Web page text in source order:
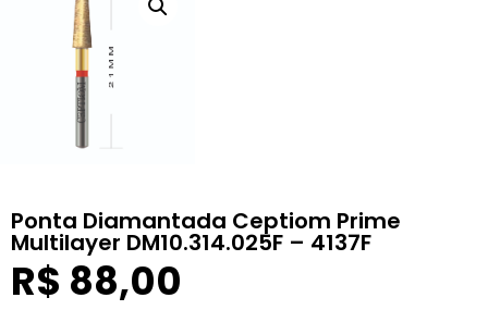
Ponta Diamantada Ceptiom Prime
Multilayer DM10.314.025F – 4137F
R$ 88,00